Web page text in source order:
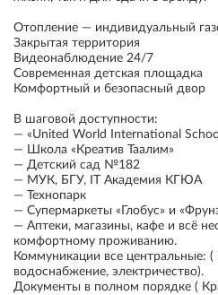
Отопление — индивидуальный
Закрытая территория
Видеонаблюдение 24/7
Современная детская площадка
Комфортный и безопасный двор
В шаговой доступности:
— «United World International
— Школа «Креатив Таалим»
— Детский сад №182
— МУК, БГУ, IT Академия КГЮА
— Технопарк
— Супермаркеты «Глобус» и
— Аптеки, магазины, кафе и всё
комфортному проживанию.
Коммуникации все центральные: (
водоснабжение, электричество).
Документы в полном порядке (